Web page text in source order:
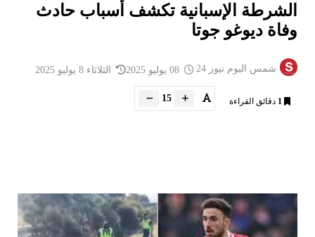
الشرطة الإسبانية تكشف أسباب حادث
وفاة ديوغو جوتا
شمس اليوم نيوز 24 الثلاثاء 8 يوليو 2025
1 دقائق القراءة 15